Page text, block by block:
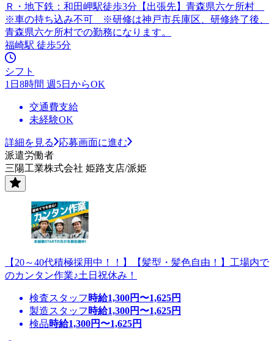
Ｒ・地下鉄：和田岬駅徒歩3分【出張先】青森県六ケ所村
※車の持ち込み不可 ※研修は神戸市兵庫区、研修終了後、
青森県六ケ所村での勤務になります。
福崎駅 徒歩5分
シフト
1日8時間 週5日からOK
交通費支給
未経験OK
詳細を見る
応募画面に進む
派遣労働者
三陽工業株式会社 姫路支店/派姫
【20～40代積極採用中！！】【髪型・髪色自由！】工場内で
のカンタン作業♪土日祝休み！
検査スタッフ 時給1,300円〜1,625円
製造スタッフ 時給1,300円〜1,625円
検品時給1,300円〜1,625円